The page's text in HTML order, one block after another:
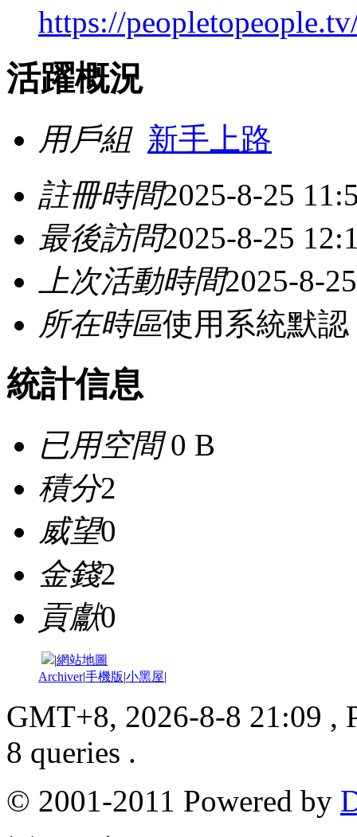
https://
活躍概況
用戶組 新手上路
註冊時間2025-8-25
最後訪問2025-8-25
上次活動時間2025-8-
所在時區使用系統默認
統計信息
已用空間0 B
積分2
威望0
金錢2
貢獻0
|網站地圖
Archiver|手機版|小黑屋|
GMT+8, 2026-8-8 21:09 ,
8 queries .
© 2001-2011 Powered by